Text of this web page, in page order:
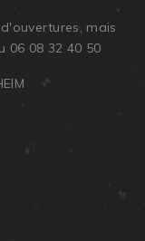
mais
06 08 32 40 50